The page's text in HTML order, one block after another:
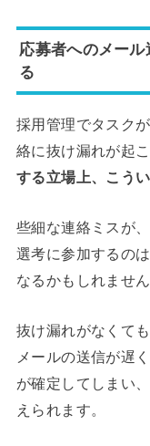
応募者へのメー
る
採用管理でタスク
絡に抜け漏れが起
する立場上、こう
些細な連絡ミスが
選考に参加するの
なるかもしれません
抜け漏れがなくて
メールの送信が遅
が確定してしまい
えられます。